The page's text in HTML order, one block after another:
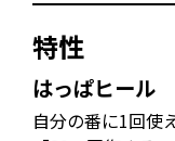
特性
はっぱヒール
自分の番に1回使